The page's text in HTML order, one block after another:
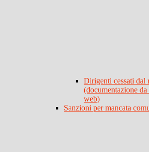
Dirigenti cessati dal
(documentazione
web)
Sanzioni per mancata